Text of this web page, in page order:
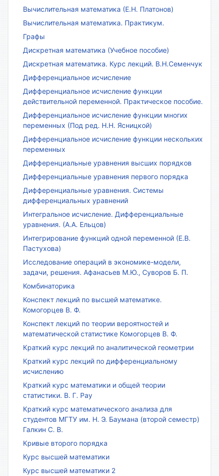
Вычислительная математика (Е.Н. Платонов)
Вычислительная математика. Практикум.
Графы
Дискретная математика (Учебное пособие)
Дискретная математика. Курс лекций. В.Н.Семенчук
Дифференциальное исчисление
Дифференциальное исчисление функции
действительной переменной. Практическое пособие.
Дифференциальное исчисление функции многих
переменных (Под ред. Н.Н. Ясницкой)
Дифференциальное исчисление функции нескольких
переменных
Дифференциальные уравнения высших порядков
Дифференциальные уравнения первого порядка
Дифференциальные уравнения. Системы
дифференциальных уравнений
Интегральное исчисление. Дифференциальные
уравнения. (А.А. Ельцов)
Интегрирование функций одной переменной (Е.В.
Пастухова)
Исследование операций в экономике-модели,
задачи, решения. Афанасьев М.Ю., Суворов Б. П.
Комбинаторика
Конспект лекций по высшей математике.
Комогорцев В. Ф.
Конспект лекций по теории вероятностей и
математической статистике Комогорцев В. Ф.
Краткий курс лекций по аналитической геометрии
Краткий курс лекций по дифференциальному
исчислению
Краткий курс математики и общей теории
статистики. В. Г. Рау
Краткий курс математического анализа для
студентов МГТУ им. Н. Э. Баумана (второй семестр)
Галкин С. В.
Кривые второго порядка
Курс высшей математики
Курс высшей математики 2